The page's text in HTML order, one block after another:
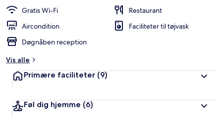
Gratis Wi-Fi
Restaurant
Aircondition
Faciliteter til tøjvask
Døgnåben reception
Vis alle
Primære faciliteter (9)
Føl dig hjemme (6)